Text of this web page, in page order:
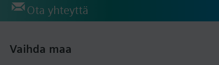
Ota yhteyttä
Vaihda maa